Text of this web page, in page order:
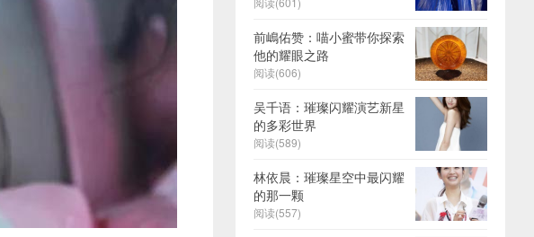
前嶋佑赞：喵小蜜带你探索
他的耀眼之路
阅读(606)
吴千语：璀璨闪耀演艺新星
的多彩世界
阅读(589)
林依晨：璀璨星空中最闪耀
的那一颗
阅读(557)